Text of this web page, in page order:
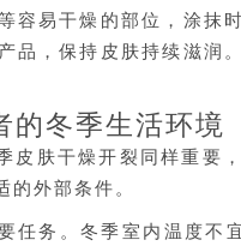
容易干燥的部位，涂抹
品，保持皮肤持续滋润
的冬季生活环境
皮肤干燥开裂同样重要
的外部条件。
任务。冬季室内温度不